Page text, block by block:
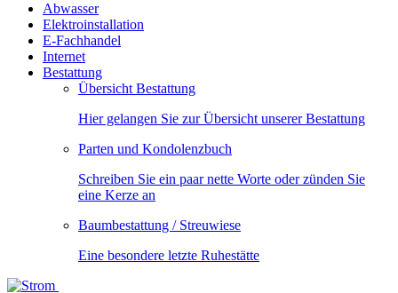
Abwasser
Elektroinstallation
E-Fachhandel
Internet
Bestattung
Übersicht Bestattung
Hier gelangen Sie zur Übersicht unserer Bestattung
Parten und Kondolenzbuch
Schreiben Sie ein paar nette Worte oder zünden Sie
eine Kerze an
Baumbestattung / Streuwiese
Eine besondere letzte Ruhestätte